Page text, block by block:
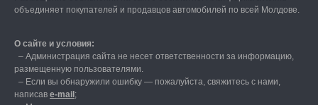
объединяет покупателей и продавцов автомобилей по всей Молдове.
О сайте и условия:
– Администрация сайта не несет ответственности за информацию,
размещенную пользователями.
– Если вы обнаружили ошибку — пожалуйста, свяжитесь с нами,
написав е-mail ;